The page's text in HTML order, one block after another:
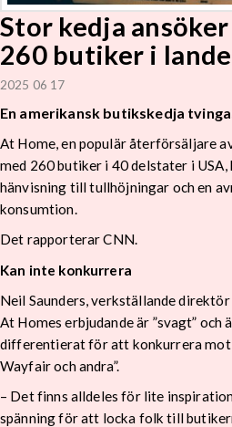
Stor kedja
260 butiker i
2025 06 17
En amerikansk butikskedja
At Home, en populär återförsäljare
med 260 butiker i 40 delstater i
hänvisning till tullhöjningar och en
konsumtion.
Det rapporterar CNN.
Kan inte konkurrera
Neil Saunders, verkställande
At Homes erbjudande är ”svagt”
differentierat för att konkurrera mot
Wayfair och andra”.
– Det finns alldeles för lite
spänning för att locka folk till